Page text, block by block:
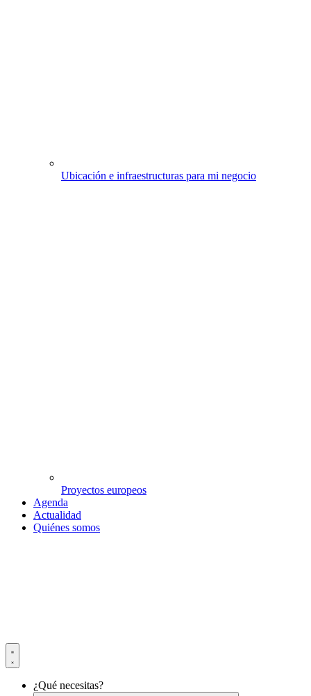
Ubicación e infraestructuras para mi negocio
Proyectos europeos
Agenda
Actualidad
Quiénes somos
¿Qué necesitas?